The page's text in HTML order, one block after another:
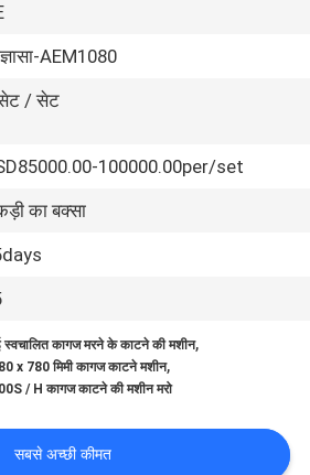
AEM1080
/ सेट
100000.00per/set
का बक्सा
स्वचालित कागज मरने के काटने की मशीन,
x 780 मिमी कागज काटने मशीन,
/ H कागज काटने की मशीन मरो
सबसे अच्छी कीमत